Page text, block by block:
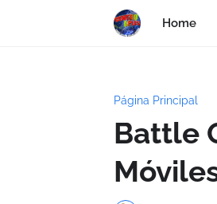
Home
Página Principal
Battle